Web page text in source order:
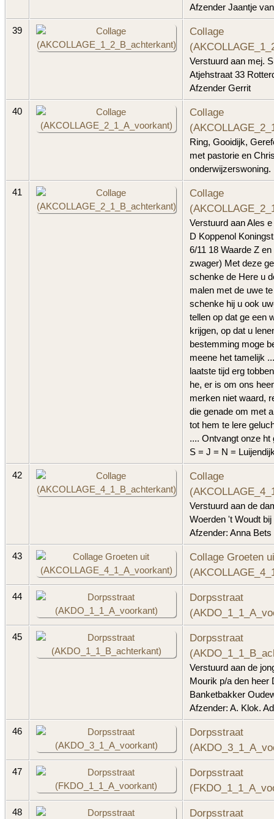
Afzender Jaantje
39
Collage
Verstuurd aan mej.
Atjehstraat 33
Afzender Gerrit
40
Collage
Ring, Gooidijk,
met pastorie en
onderwijzerswoning.
41
Collage
Verstuurd aan Ales
D Koppenol
6/11 18 Waarde Z
zwager) Met deze
schenke de Here u
malen met de uwe
schenke hij u ook
tellen op dat ge een
krijgen, op dat u
bestemming moge
meene het tamelijk
laatste tijd erg
he, er is om ons
merken niet waard,
die genade om met
tot hem te lere
.... Ontvangt onze ht
S = J = N =
42
Collage
Verstuurd aan de
Woerden 't Woudt bij
Afzender: Anna Bets
43
Collage Groeten
44
Dorpsstraat
45
Dorpsstraat
Verstuurd aan de
Mourik p/a den heer
Banketbakker
Afzender: A. Klok.
46
Dorpsstraat
47
Dorpsstraat
48 Dorpsstraat